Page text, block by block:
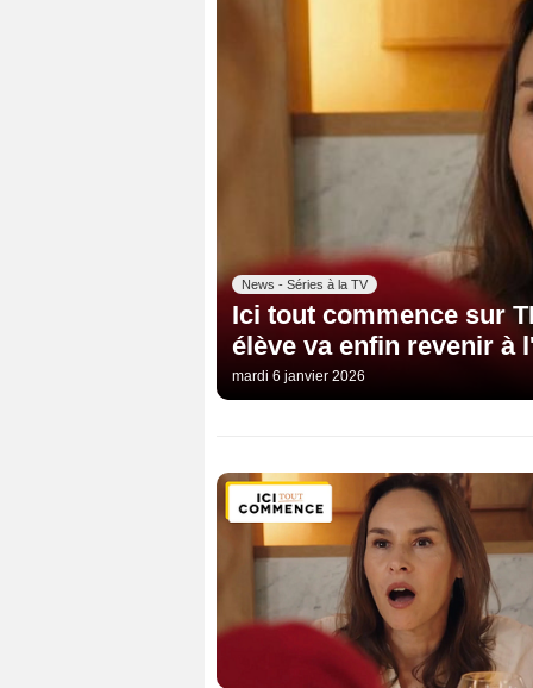
News - Séries à la TV
Ici tout commence sur
élève va enfin revenir à
mardi 6 janvier 2026